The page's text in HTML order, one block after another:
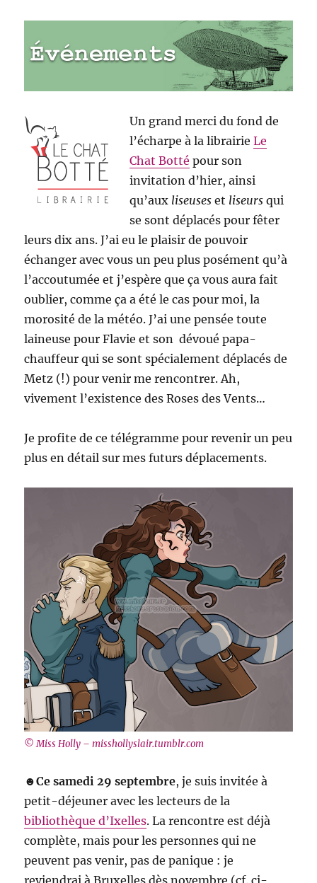
Un grand merci du fond de
l’écharpe à la librairieLe
Chat Botté pour son
invitation d’hier, ainsi
qu’aux liseuses et liseurs qui
se sont déplacés pour fêter
leurs dix ans. J’ai eu le plaisir de pouvoir
échanger avec vous un peu plus posément qu’à
l’accoutumée et j’espère que ça vous aura fait
oublier, comme ça a été le cas pour moi, la
morosité de la météo. J’ai une pensée toute
laineuse pour Flavie et son dévoué papa-
chauffeur qui se sont spécialement déplacés de
Metz (!) pour venir me rencontrer. Ah,
vivement l’existence des Roses des Vents…
Je profite de ce télégramme pour revenir un peu
plus en détail sur mes futurs déplacements.
© Miss Holly – misshollyslair.tumblr.com
☻Ce samedi 29 septembre, je suis invitée à
petit-déjeuner avec les lecteurs de la
bibliothèque d’Ixelles. La rencontre est déjà
complète, mais pour les personnes qui ne
peuvent pas venir, pas de panique : je
reviendrai à Bruxelles dès novembre (cf. ci-